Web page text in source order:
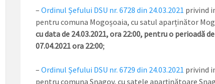
– Ordinul Șefului DSU nr. 6728 din 24.03.2021 privind
pentru comuna Mogoșoaia, cu satul aparținător
cu data de 24.03.2021, ora 22:00, pentru o perioadă
07.04.2021 ora 22:00;
– Ordinul Șefului DSU nr. 6729 din 24.03.2021 privind
pentru comuna Snagov, cu satele aparținătoare